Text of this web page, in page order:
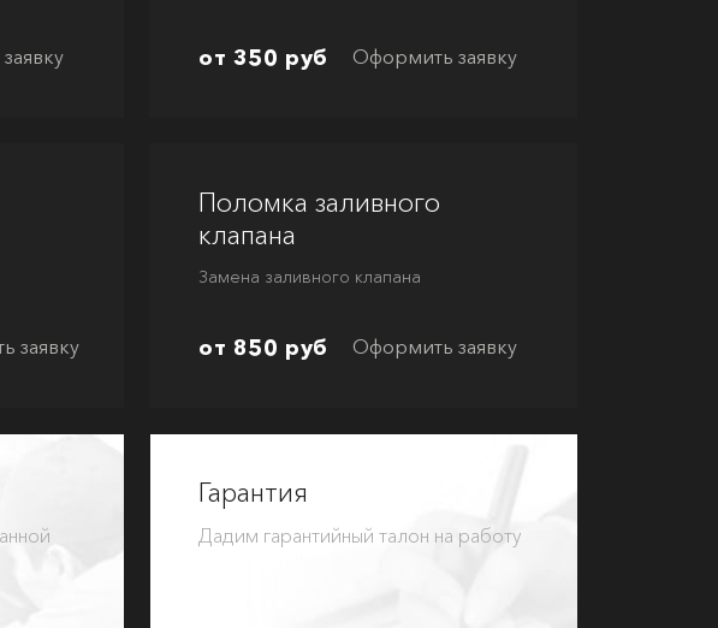
от 350 руб Оформить заявку
заявку
Поломка заливного
клапана
Замена заливного клапана
от 850 руб Оформить заявку
Гарантия
Дадим гарантийный талон на работу